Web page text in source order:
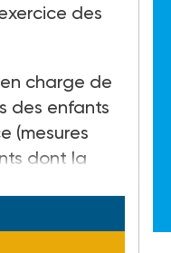
des
charge de
des enfants
(mesures
dont la